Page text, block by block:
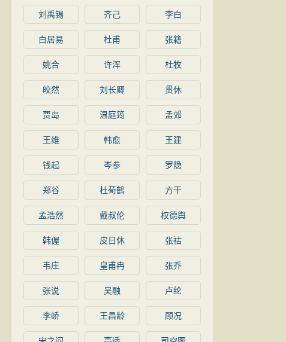
刘禹锡 齐己 李白
白居易 杜甫 张籍
姚合 许浑 杜牧
皎然 刘长卿 贯休
贾岛 温庭筠 孟郊
王维 韩愈 王建
钱起 岑参 罗隐
郑谷 杜荀鹤 方干
孟浩然 戴叔伦 权德舆
韩偓 皮日休 张祜
韦庄 皇甫冉 张乔
张说 吴融 卢纶
李峤 王昌龄 顾况